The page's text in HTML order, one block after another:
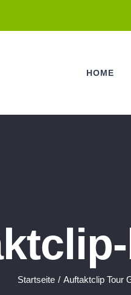
HOME
Startseite / Auftaktclip Tour